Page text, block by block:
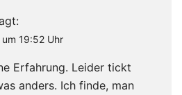
19:52 Uhr
Erfahrung. Leider tickt
anders. Ich finde, man